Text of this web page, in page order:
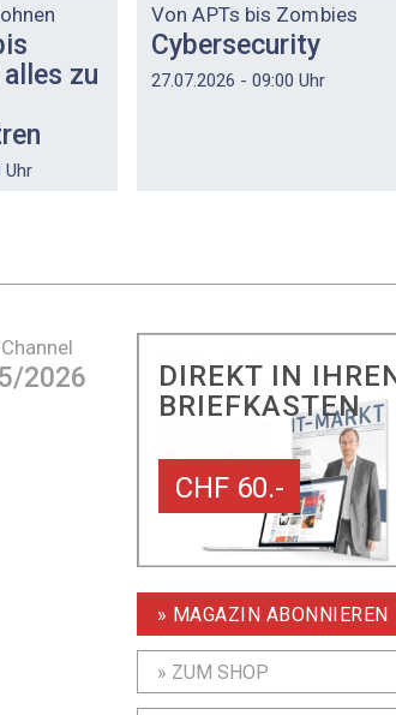
zu
Uhr
Von APTs bis Zombies
Cybersecurity
27.07.2026 - 09:00 Uhr
2026
DIREKT IN
BRIEFKASTEN
CHF 60.-
» MAGAZIN ABONNIEREN
» ZUM SHOP